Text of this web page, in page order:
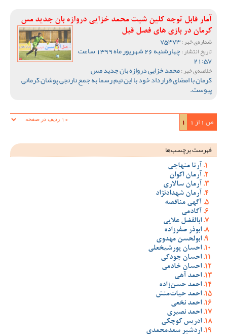
آمار قابل توجه کلین شیت محمد خزایی دروازه بان جدید مس
کرمان در بازی های فصل قبل
شماره‌ی خبر :
تاریخ انتشار : چهارشنبه 26 شهریور ماه 1399 ساعت
21:57
خلاصه‌ی خبر :محمد خزایی دروازه بان جدید مس
کرمان با امضای قرارداد خود با این تیم رسما به جمع نارنجی پوشان کرمانی
پیوست.
ص 1 از 1 1
فهرست برچسب‌ها
آرتا منهاجی
آرمان اکوان
آرمان سالاری
آرمان شهدادنژاد
آگهی مناقصه
آکادمی
ابالفضل علایی
ابوذر صفرزاده
ابولحسن مهدوی
احسان پورشیخعلی
احسان جودکی
احسان خادمی
احمد آهی
احمد حسن‌زاده
احمد حیات‌منش
احمد نخعی
احمد نصیری
ادریس کوچکی
اردشیر سعدمحمدی